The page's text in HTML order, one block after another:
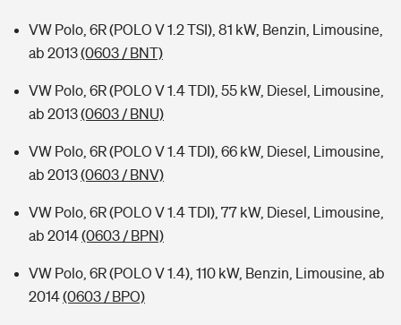
VW Polo, 6R (POLO V 1.2 TSI), 81 kW, Benzin, Limousine,
ab 2013(0603 / BNT)
VW Polo, 6R (POLO V 1.4 TDI), 55 kW, Diesel, Limousine,
ab 2013(0603 / BNU)
VW Polo, 6R (POLO V 1.4 TDI), 66 kW, Diesel, Limousine,
ab 2013(0603 / BNV)
VW Polo, 6R (POLO V 1.4 TDI), 77 kW, Diesel, Limousine,
ab 2014(0603 / BPN)
VW Polo, 6R (POLO V 1.4), 110 kW, Benzin, Limousine, ab
2014(0603 / BPO)